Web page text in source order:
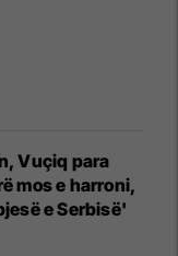
Vuçiq para
mos e harroni,
e Serbisë'